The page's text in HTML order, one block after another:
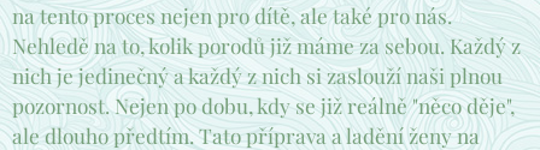
na tento proces nejen pro dítě, ale také pro nás.
Nehledě na to, kolik porodů již máme za sebou. Každý z
nich je jedinečný a každý z nich si zaslouží naši plnou
pozornost. Nejen po dobu, kdy se již reálně "něco děje",
ale dlouho předtím. Tato příprava a ladění ženy na